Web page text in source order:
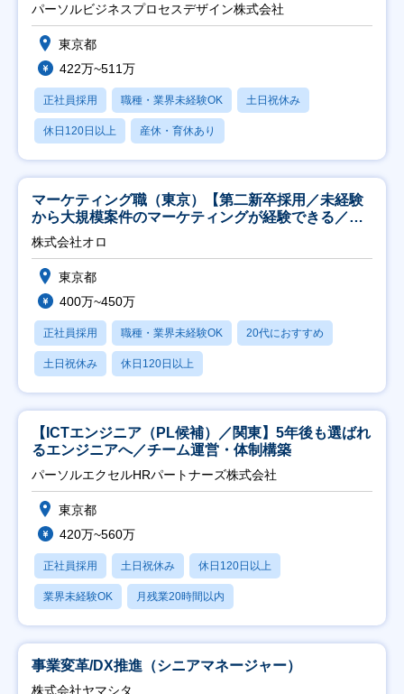
パーソルビジネスプロセスデザイン株式会社
東京都
422万~511万
正社員採用 職種・業界未経験OK 土日祝休み
休日120日以上 産休・育休あり
マーケティング職（東京）【第二新卒採用／未経験
から大規模案件のマーケティングが経験できる／研
修充実】
株式会社オロ
東京都
400万~450万
正社員採用 職種・業界未経験OK 20代におすすめ
土日祝休み 休日120日以上
【ICTエンジニア（PL候補）／関東】5年後も選ばれ
るエンジニアへ／チーム運営・体制構築
パーソルエクセルHRパートナーズ株式会社
東京都
420万~560万
正社員採用 土日祝休み 休日120日以上
業界未経験OK 月残業20時間以内
事業変革/DX推進（シニアマネージャー）
株式会社ヤマシタ